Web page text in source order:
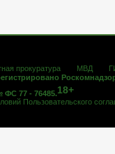
прокуратура МВД
ФС 77 - 76485.18+
Пользовательского